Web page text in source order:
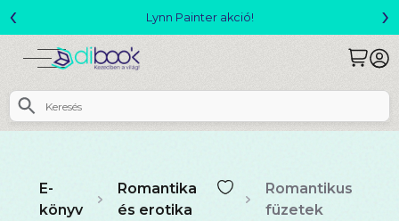
Megjelent! L. J. Shen: Legvadabb álmaimban szeretlek
‹ ›
E-
könyv
Romantika
és erotika
Romantikus
füzetek